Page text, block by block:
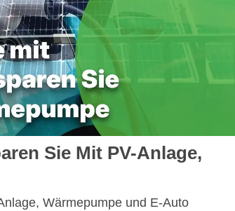
Sie Mit PV-Anlage,
Wärmepumpe und E-Auto